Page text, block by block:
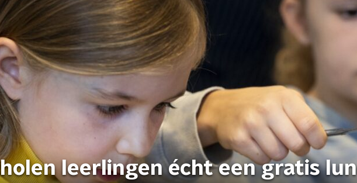
leerlingen écht een gratis